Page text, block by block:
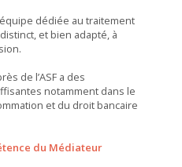
dédiée au traitement
et bien adapté, à
de l’ASF a des
notamment dans le
et du droit bancaire
du Médiateur